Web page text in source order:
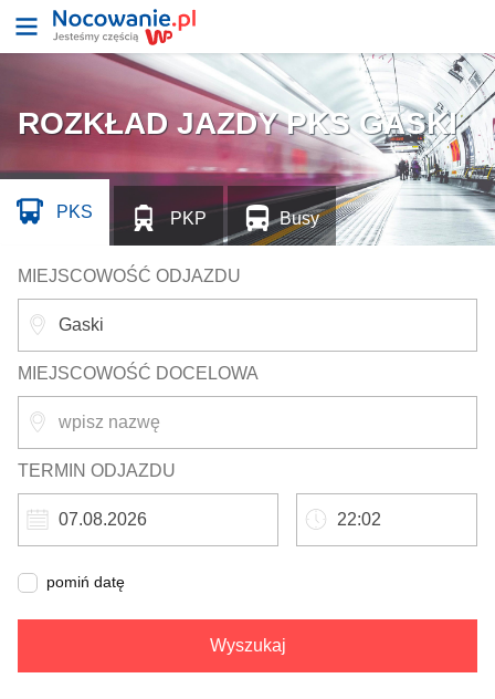
ROZKŁAD JAZDY PKS GASKI
MIEJSCOWOŚĆ ODJAZDU
MIEJSCOWOŚĆ DOCELOWA
TERMIN ODJAZDU
pomiń datę
Wyszukaj
PKS PKP Busy